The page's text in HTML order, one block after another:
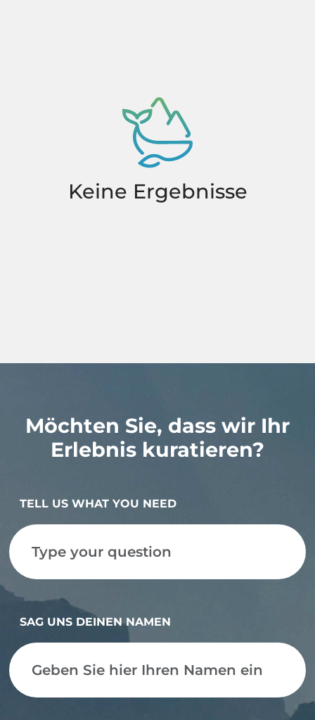
Keine Ergebnisse
Möchten Sie, dass wir Ihr
Erlebnis kuratieren?
TELL US WHAT YOU NEED
SAG UNS DEINEN NAMEN